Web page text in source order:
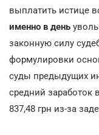
выплатить истице
именно в день
законную силу
формулировки
суды предыдущих
средний заработок
837,48 грн из-за